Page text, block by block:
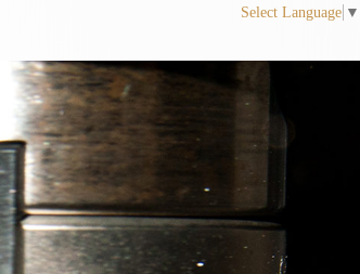
Select Language ▼